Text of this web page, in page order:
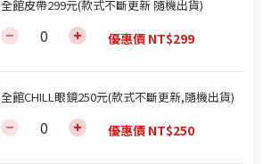
全館皮帶299元(款式不斷更新 隨機出貨)
優惠價 NT$299
全館CHILL眼鏡250元(款式不斷更新,隨機出貨)
優惠價 NT$250